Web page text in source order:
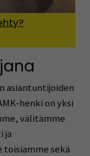
asiantuntijoiden
henki on yksi
välitämme
ja
sekä